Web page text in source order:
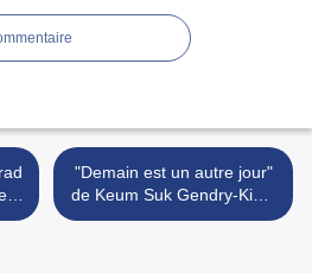
"Demain est un autre jour"
de Keum Suk Gendry-Kim :
désir d’enfant… >